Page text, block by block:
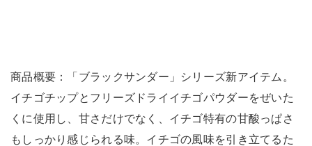
商品概要：「ブラックサンダー」シリーズ新アイテム。
イチゴチップとフリーズドライイチゴパウダーをぜいた
くに使用し、甘さだけでなく、イチゴ特有の甘酸っぱさ
もしっかり感じられる味。イチゴの風味を引き立てるた